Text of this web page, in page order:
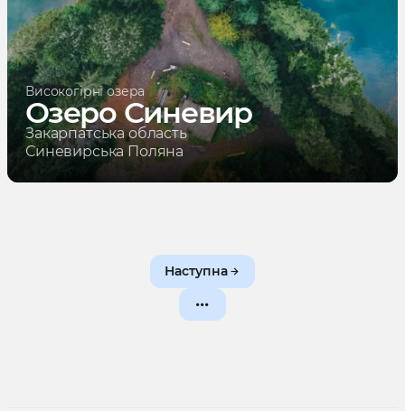
Високогірні озера
Озеро Синевир
Закарпатська область
Синевирська Поляна
Наступна